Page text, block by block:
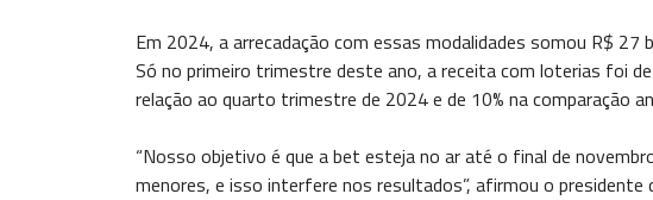
Em 2024, a arrecadação com essas modalidades somou R$ 27
Só no primeiro trimestre deste ano, a receita com loterias foi
relação ao quarto trimestre de 2024 e de 10% na comparação
“Nosso objetivo é que a bet esteja no ar até o final de
menores, e isso interfere nos resultados”, afirmou o presidente